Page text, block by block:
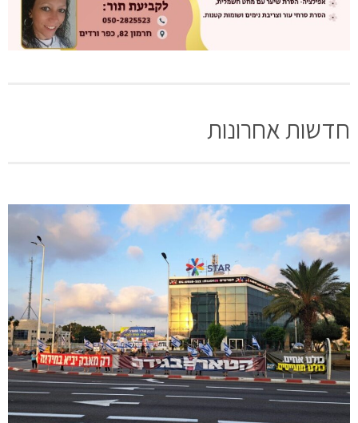
חדשות אחרונות